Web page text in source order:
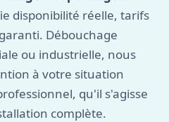
disponibilité réelle, tarifs
Débouchage
ou industrielle, nous
à votre situation
qu'il s'agisse
complète.